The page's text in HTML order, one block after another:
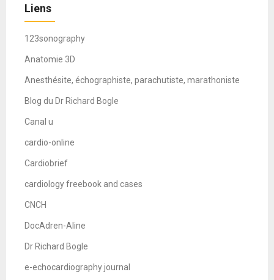
Liens
123sonography
Anatomie 3D
Anesthésite, échographiste, parachutiste, marathoniste
Blog du Dr Richard Bogle
Canal u
cardio-online
Cardiobrief
cardiology freebook and cases
CNCH
DocAdren-Aline
Dr Richard Bogle
e-echocardiography journal